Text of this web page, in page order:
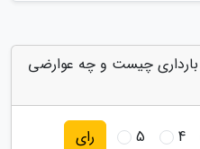
چیست و چه عوارضی
4
5 رای